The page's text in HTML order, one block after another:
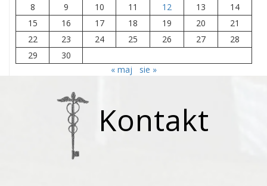
8
9 10 11 12 13
14
15
16 17 18 19 20
21
22
23 24 25 26 27
28
29
30
« maj
sie »
Kontakt